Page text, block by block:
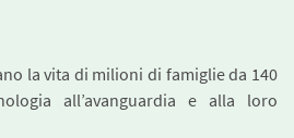
la vita di milioni di famiglie da 140
all’avanguardia e alla loro